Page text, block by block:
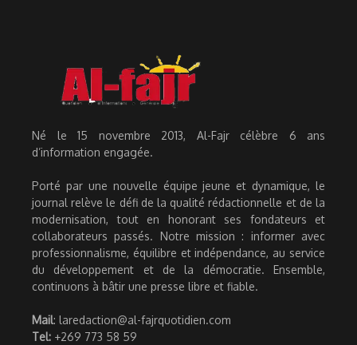
Né le 15 novembre 2013, Al-Fajr célèbre 6 ans
d’information engagée.
Porté par une nouvelle équipe jeune et dynamique, le
journal relève le défi de la qualité rédactionnelle et de la
modernisation, tout en honorant ses fondateurs et
collaborateurs passés. Notre mission : informer avec
professionnalisme, équilibre et indépendance, au service
du développement et de la démocratie. Ensemble,
continuons à bâtir une presse libre et fiable.
Mail: laredaction@al-fajrquotidien.com
Tel: +269 773 58 59